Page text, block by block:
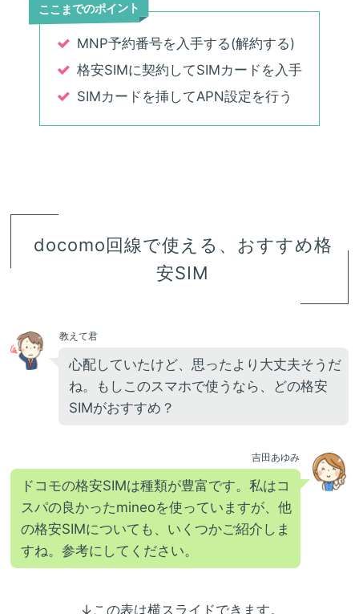
ここまでのポイント
MNP予約番号を入手する(解約する)
格安SIMに契約してSIMカードを入手
SIMカードを挿してAPN設定を行う
docomo回線で使える、おすすめ格
安SIM
教えて君
心配していたけど、思ったより大丈夫そうだ
ね。もしこのスマホで使うなら、どの格安
SIMがおすすめ？
吉田あゆみ
ドコモの格安SIMは種類が豊富です。私はコ
スパの良かったmineoを使っていますが、他
の格安SIMについても、いくつかご紹介しま
すね。参考にしてください。
↓この表は横スライドできます。